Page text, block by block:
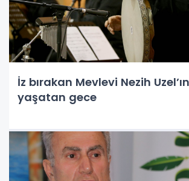
İz bırakan Mevlevi Nezih
yaşatan gece